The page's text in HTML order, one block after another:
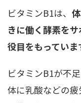
ビタミンB1は、
きに働く酵素を
役目をもっていま
ビタミンB1が不
体に乳酸などの